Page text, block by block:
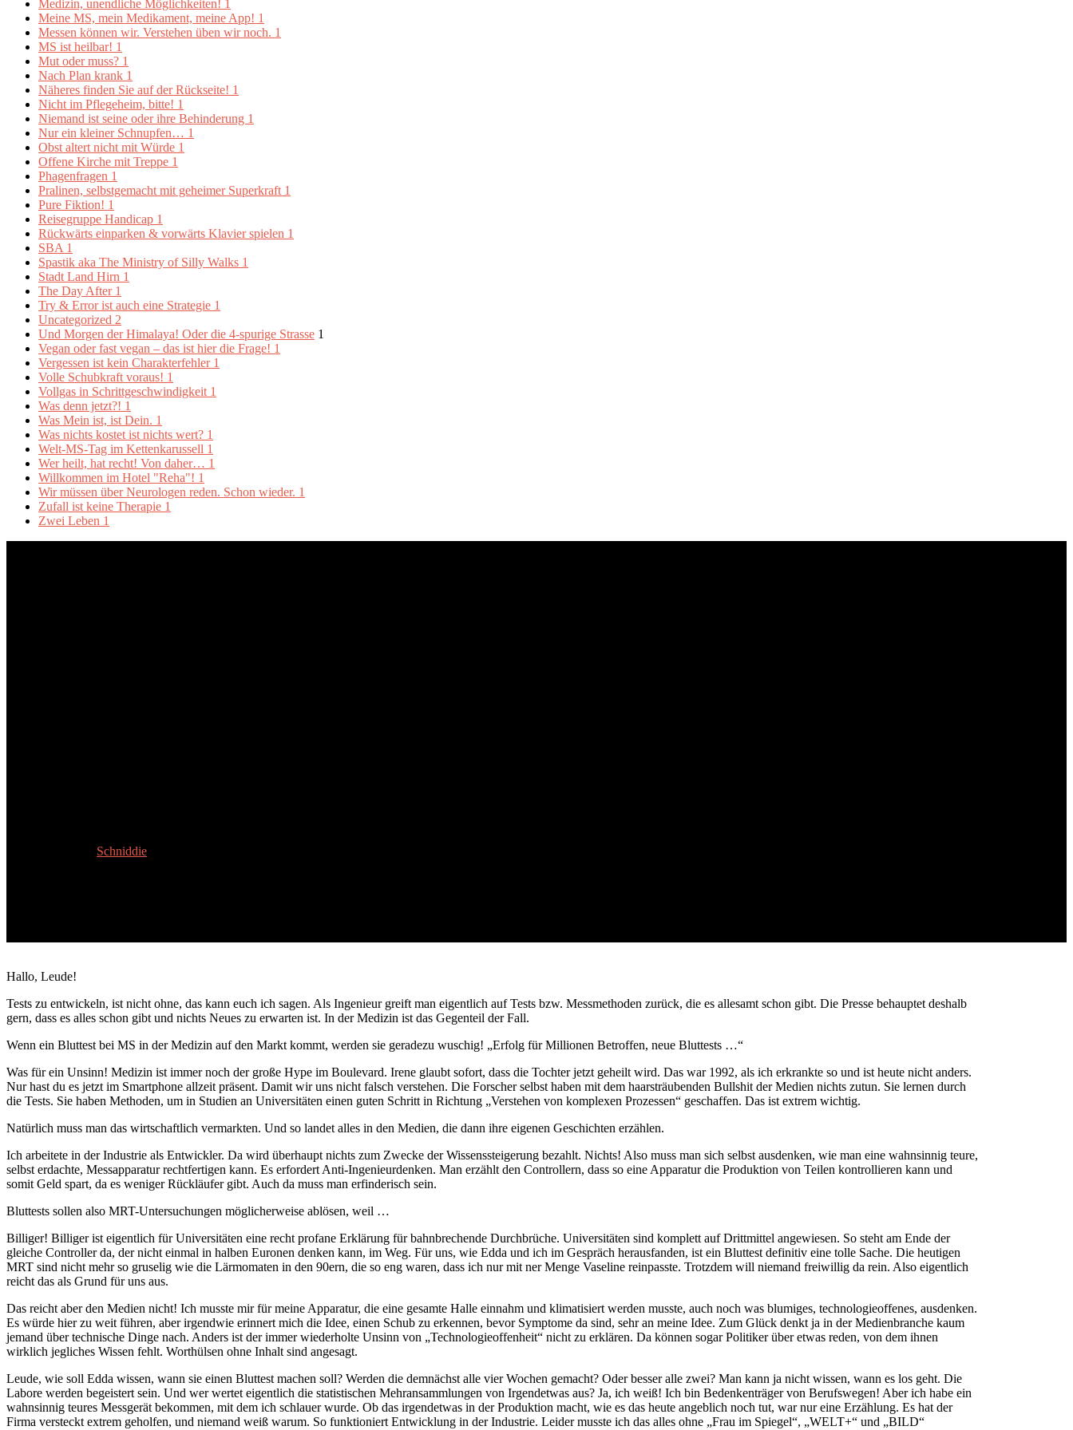
Medizin, unendliche Möglichkeiten! 1
Meine MS, mein Medikament, meine App! 1
Messen können wir. Verstehen üben wir noch. 1
MS ist heilbar! 1
Mut oder muss? 1
Nach Plan krank 1
Näheres finden Sie auf der Rückseite! 1
Nicht im Pflegeheim, bitte! 1
Niemand ist seine oder ihre Behinderung 1
Nur ein kleiner Schnupfen… 1
Obst altert nicht mit Würde 1
Offene Kirche mit Treppe 1
Phagenfragen 1
Pralinen, selbstgemacht mit geheimer Superkraft 1
Pure Fiktion! 1
Reisegruppe Handicap 1
Rückwärts einparken & vorwärts Klavier spielen 1
SBA 1
Spastik aka The Ministry of Silly Walks 1
Stadt Land Hirn 1
The Day After 1
Try & Error ist auch eine Strategie 1
Uncategorized 2
Und Morgen der Himalaya! Oder die 4-spurige Strasse 1
Vegan oder fast vegan – das ist hier die Frage! 1
Vergessen ist kein Charakterfehler 1
Volle Schubkraft voraus! 1
Vollgas in Schrittgeschwindigkeit 1
Was denn jetzt?! 1
Was Mein ist, ist Dein. 1
Was nichts kostet ist nichts wert? 1
Welt-MS-Tag im Kettenkarussell 1
Wer heilt, hat recht! Von daher… 1
Willkommen im Hotel "Reha"! 1
Wir müssen über Neurologen reden. Schon wieder. 1
Zufall ist keine Therapie 1
Zwei Leben 1
Schniddie
Hallo, Leude!
Tests zu entwickeln, ist nicht ohne, das kann euch ich sagen. Als Ingenieur greift man eigentlich auf Tests bzw. Messmethoden zurück, die es allesamt schon gibt. Die Presse behauptet deshalb
gern, dass es alles schon gibt und nichts Neues zu erwarten ist. In der Medizin ist das Gegenteil der Fall.
Wenn ein Bluttest bei MS in der Medizin auf den Markt kommt, werden sie geradezu wuschig! „Erfolg für Millionen Betroffen, neue Bluttests …“
Was für ein Unsinn! Medizin ist immer noch der große Hype im Boulevard. Irene glaubt sofort, dass die Tochter jetzt geheilt wird. Das war 1992, als ich erkrankte so und ist heute nicht anders.
Nur hast du es jetzt im Smartphone allzeit präsent. Damit wir uns nicht falsch verstehen. Die Forscher selbst haben mit dem haarsträubenden Bullshit der Medien nichts zutun. Sie lernen durch
die Tests. Sie haben Methoden, um in Studien an Universitäten einen guten Schritt in Richtung „Verstehen von komplexen Prozessen“ geschaffen. Das ist extrem wichtig.
Natürlich muss man das wirtschaftlich vermarkten. Und so landet alles in den Medien, die dann ihre eigenen Geschichten erzählen.
Ich arbeitete in der Industrie als Entwickler. Da wird überhaupt nichts zum Zwecke der Wissenssteigerung bezahlt. Nichts! Also muss man sich selbst ausdenken, wie man eine wahnsinnig teure,
selbst erdachte, Messapparatur rechtfertigen kann. Es erfordert Anti-Ingenieurdenken. Man erzählt den Controllern, dass so eine Apparatur die Produktion von Teilen kontrollieren kann und
somit Geld spart, da es weniger Rückläufer gibt. Auch da muss man erfinderisch sein.
Bluttests sollen also MRT-Untersuchungen möglicherweise ablösen, weil …
Billiger! Billiger ist eigentlich für Universitäten eine recht profane Erklärung für bahnbrechende Durchbrüche. Universitäten sind komplett auf Drittmittel angewiesen. So steht am Ende der
gleiche Controller da, der nicht einmal in halben Euronen denken kann, im Weg. Für uns, wie Edda und ich im Gespräch herausfanden, ist ein Bluttest definitiv eine tolle Sache. Die heutigen
MRT sind nicht mehr so gruselig wie die Lärmomaten in den 90ern, die so eng waren, dass ich nur mit ner Menge Vaseline reinpasste. Trotzdem will niemand freiwillig da rein. Also eigentlich
reicht das als Grund für uns aus.
Das reicht aber den Medien nicht! Ich musste mir für meine Apparatur, die eine gesamte Halle einnahm und klimatisiert werden musste, auch noch was blumiges, technologieoffenes, ausdenken.
Es würde hier zu weit führen, aber irgendwie erinnert mich die Idee, einen Schub zu erkennen, bevor Symptome da sind, sehr an meine Idee. Zum Glück denkt ja in der Medienbranche kaum
jemand über technische Dinge nach. Anders ist der immer wiederholte Unsinn von „Technologieoffenheit“ nicht zu erklären. Da können sogar Politiker über etwas reden, von dem ihnen
wirklich jegliches Wissen fehlt. Worthülsen ohne Inhalt sind angesagt.
Leude, wie soll Edda wissen, wann sie einen Bluttest machen soll? Werden die demnächst alle vier Wochen gemacht? Oder besser alle zwei? Man kann ja nicht wissen, wann es los geht. Die
Labore werden begeistert sein. Und wer wertet eigentlich die statistischen Mehransammlungen von Irgendetwas aus? Ja, ich weiß! Ich bin Bedenkenträger von Berufswegen! Aber ich habe ein
wahnsinnig teures Messgerät bekommen, mit dem ich schlauer wurde. Ob das irgendetwas in der Produktion macht, wie es das heute angeblich noch tut, war nur eine Erzählung. Es hat der
Firma versteckt extrem geholfen, und niemand weiß warum. So funktioniert Entwicklung in der Industrie. Leider musste ich das alles ohne „Frau im Spiegel“, „WELT+“ und „BILD“